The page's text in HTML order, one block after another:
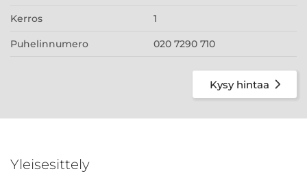
Kerros 1
Puhelinnumero 020 7290 710
Kysy hintaa
Yleisesittely